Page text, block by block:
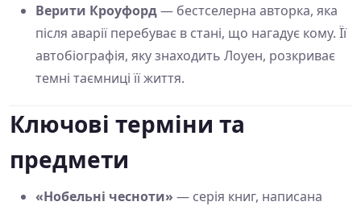
Верити Кроуфорд— бестселерна авторка, яка
після аварії перебуває в стані, що нагадує кому. Її
автобіографія, яку знаходить Лоуен, розкриває
темні таємниці її життя.
Ключові терміни та
предмети
«Нобельні чесноти» — серія книг, написана